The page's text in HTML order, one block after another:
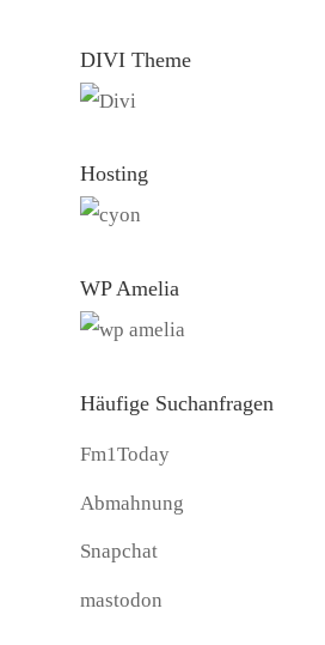
DIVI Theme
Hosting
WP Amelia
Häufige Suchanfragen
Fm1Today
Abmahnung
Snapchat
mastodon